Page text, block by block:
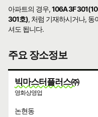
아파트의 경우,106A 3F
301호), 처럼 기재하시거나,
셔도 됩니다.
주요 장소정보
빅마스터플러스㈜
영화상영업
논현동